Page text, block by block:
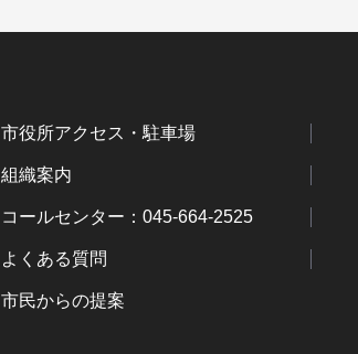
市役所アクセス・駐車場
組織案内
コールセンター：045-664-2525
よくある質問
市民からの提案